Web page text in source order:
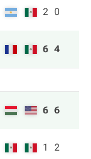
2 0
6 4
6 6
1 2